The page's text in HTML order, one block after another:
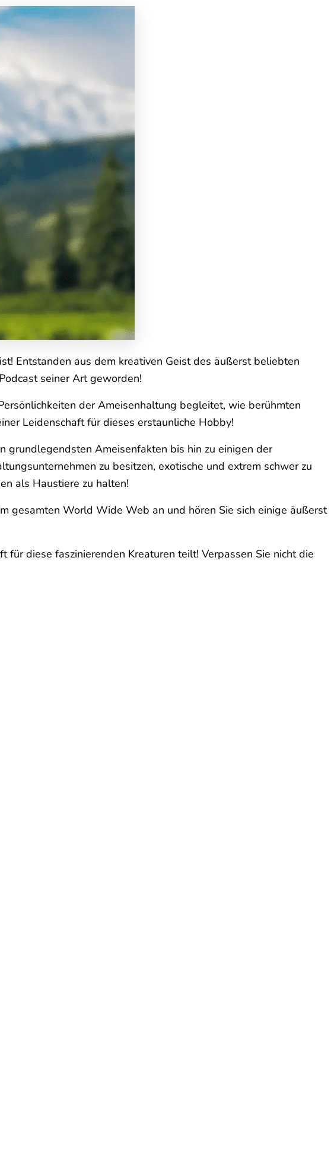
Entstanden aus dem kreativen Geist des äußerst beliebten
seiner Art geworden!
der Ameisenhaltung begleitet, wie berühmten
Leidenschaft für dieses erstaunliche Hobby!
grundlegendsten Ameisenfakten bis hin zu einigen der
zu besitzen, exotische und extrem schwer zu
als Haustiere zu halten!
gesamten World Wide Web an und hören Sie sich einige äußerst
für diese faszinierenden Kreaturen teilt! Verpassen Sie nicht die